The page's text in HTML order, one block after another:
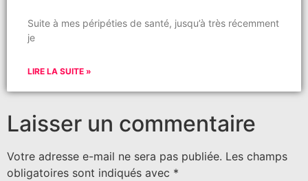
Suite à mes péripéties de santé, jusqu’à très récemment
je
LIRE LA SUITE »
Laisser un commentaire
Votre adresse e-mail ne sera pas publiée. Les champs
obligatoires sont indiqués avec *